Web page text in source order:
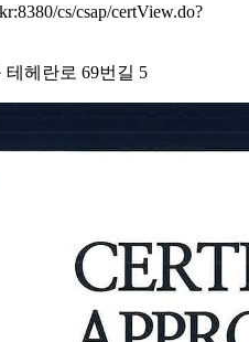
cs/csap/certView.do?
헤란로 69번길 5